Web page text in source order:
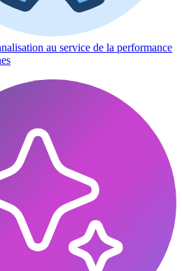
au service de la performance